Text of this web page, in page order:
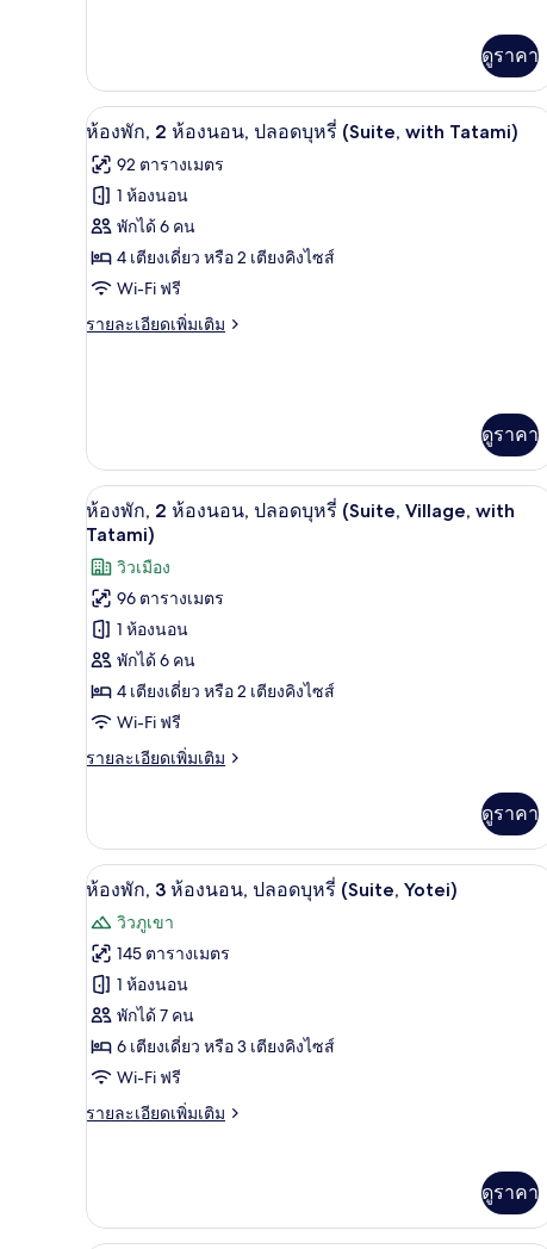
Tatami)
กับ
สตู
ดิ
ปลอด
บุหรี่
(Yotei,
with
Tatami)
ดูราคา
เปิด
ภาพถ่าย
ทั้งหมด
ของ
ห้อง
พัก,
2
บุหรี่
(Suite,
with
Tatami)
ทีวีจอแบน, พื้นอุ่น
5
ห้องพัก, 2 ห้องนอน, ปลอดบุหรี่ (Suite, with Tatami)
92 ตารางเมตร
1 ห้องนอน
พักได้ 6 คน
4 เตียงเดี่ยว หรือ 2 เตียงคิงไซส์
Wi-Fi ฟรี
รายละเอียดเพิ่มเติม
ราย
ห้อง
พัก,
2
ห้อง
นอน,
ปลอด
บุหรี่
(Suite,
with
Tatami)
ดูราคา
เปิด
ภาพถ่าย
ทั้งหมด
ของ
ห้อง
พัก,
2
ห้อง
นอน,
บุหรี่
(Suite,
Village,
with
Tatami)
ห้องพัก, 2 ห้องนอน, ปลอดบุหรี่
4
ห้องพัก, 2 ห้องนอน, ปลอดบุหรี่ (Suite, Village, with
Tatami)
วิวเมือง
96 ตารางเมตร
1 ห้องนอน
พักได้ 6 คน
4 เตียงเดี่ยว หรือ 2 เตียงคิงไซส์
Wi-Fi ฟรี
รายละเอียดเพิ่มเติม
ราย
เกี่ยว
กับ
ห้อง
2
ห้อง
นอน,
ปลอด
บุหรี่
(Suite,
Village,
with
ดูราคา
เปิด
ภาพถ่าย
ทั้งหมด
ของ
ห้อง
พัก,
3
ห้อง
บุหรี่
ห้องพัก, 3 ห้องนอน, ปลอดบุหรี่
5
ห้องพัก, 3 ห้องนอน, ปลอดบุหรี่ (Suite, Yotei)
วิวภูเขา
145 ตารางเมตร
1 ห้องนอน
พักได้ 7 คน
6 เตียงเดี่ยว หรือ 3 เตียงคิงไซส์
Wi-Fi ฟรี
รายละเอียดเพิ่มเติม
ราย
กับ
ห้อง
ดูราคา